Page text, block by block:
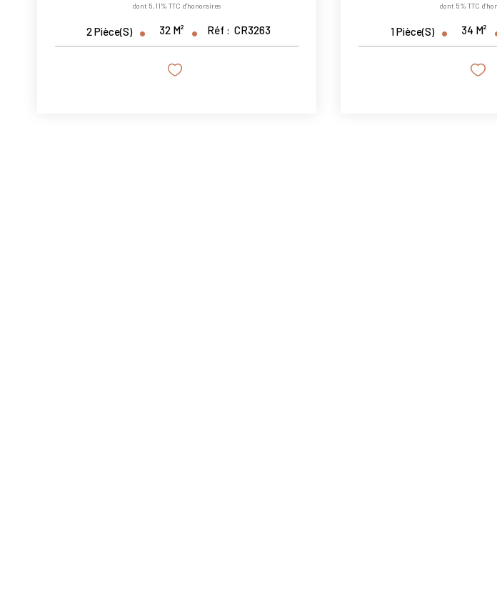
dont 5,11% TTC d'honoraires
2Pièce(s) 32 M² Réf : CR3263
dont 5% TTC
1Pièce(s) 34 M²